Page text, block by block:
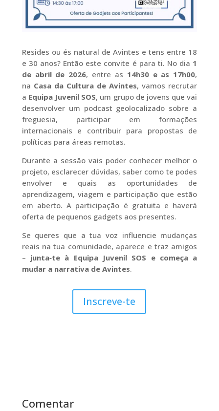
Resides ou és natural de Avintes e tens entre 18
e 30 anos? Então este convite é para ti. No dia 1
de abril de 2026, entre as 14h30 e as 17h00,
na Casa da Cultura de Avintes, vamos recrutar
a Equipa Juvenil SOS, um grupo de jovens que vai
desenvolver um podcast geolocalizado sobre a
freguesia, participar em formações
internacionais e contribuir para propostas de
políticas para áreas remotas.
Durante a sessão vais poder conhecer melhor o
projeto, esclarecer dúvidas, saber como te podes
envolver e quais as oportunidades de
aprendizagem, viagem e participação que estão
em aberto. A participação é gratuita e haverá
oferta de pequenos gadgets aos presentes.
Se queres que a tua voz influencie mudanças
reais na tua comunidade, aparece e traz amigos
– junta‑te à Equipa Juvenil SOS e começa a
mudar a narrativa de Avintes.
Inscreve-te
Comentar